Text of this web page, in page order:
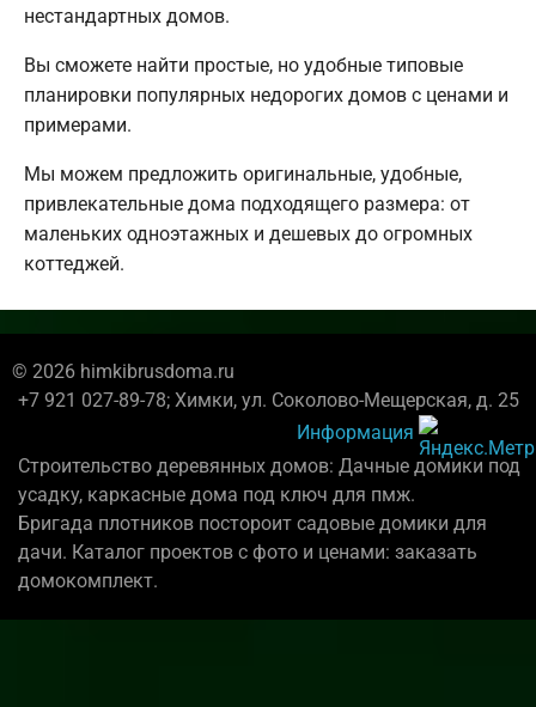
нестандартных домов.
Вы сможете найти простые, но удобные типовые
планировки популярных недорогих домов с ценами и
примерами.
Мы можем предложить оригинальные, удобные,
привлекательные дома подходящего размера: от
маленьких одноэтажных и дешевых до огромных
коттеджей.
© 2026 himkibrusdoma.ru
+7 921 027-89-78; Химки, ул. Соколово-Мещерская, д. 25
Информация
Строительство деревянных домов: Дачные домики под
усадку, каркасные дома под ключ для пмж.
Бригада плотников постороит садовые домики для
дачи. Каталог проектов с фото и ценами: заказать
домокомплект.